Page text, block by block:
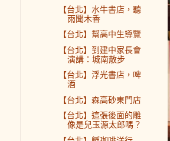
【台北】水牛書店，聽
雨聞木香
【台北】幫高中生導覽
【台北】到建中家長會
演講：城南散步
【台北】浮光書店，啤
酒
【台北】森高砂東門店
【台北】這張後面的雕
像是兒玉源太郎嗎？